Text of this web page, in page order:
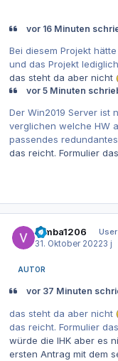
vor 16 Minuten
Bei diesem Projekt
und das Projekt
das steht da aber nicht
vor 5 Minuten
Der Win2019 Server ist
verglichen welche HW
passendes
das reicht. Formulier
Simba1206
User
31. Oktober 20223 j
AUTOR
vor 37 Minuten
das steht da aber nicht
das reicht. Formulier
würde die IHK aber es
ersten Antrag mit dem